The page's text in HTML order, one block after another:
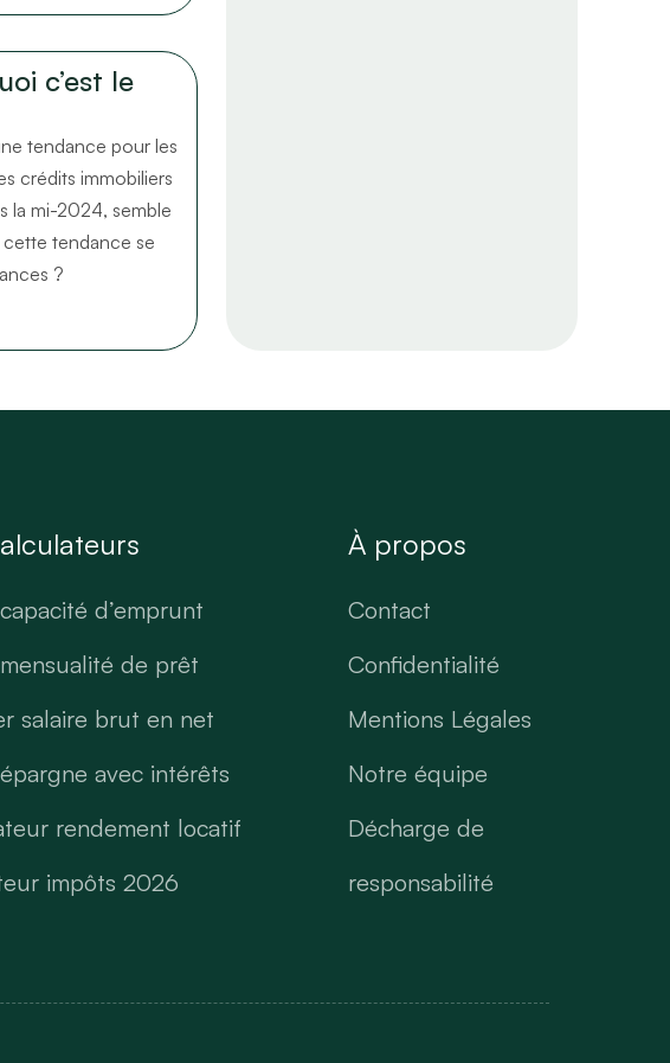
c’est le
tendance pour les
crédits immobiliers
la mi-2024, semble
cette tendance se
?
d’emprunt
de prêt
salaire brut en net
avec intérêts
rendement locatif
impôts 2026
À propos
Contact
Confidentialité
Mentions Légales
Notre équipe
Décharge de
responsabilité